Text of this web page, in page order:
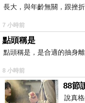
擔心吃不完，所
長大，與年齡無關，跟挫折
7 小時前
點頭稱是
點頭稱是，是合適的抽身離
8 小時前
88節
說真